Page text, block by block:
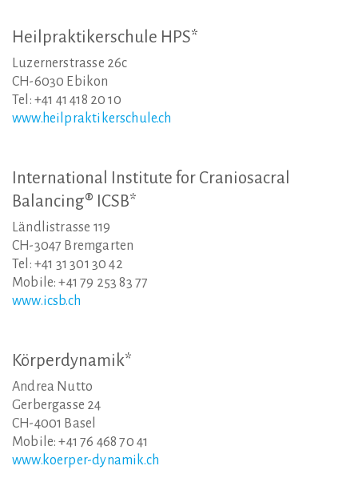
Heilpraktikerschule HPS*
Luzernerstrasse 26c
CH-6030 Ebikon
Tel: +41 41 418 20 10
www.heilpraktikerschule.ch
International Institute for Craniosacral
Balancing® ICSB*
Ländlistrasse 119
CH-3047 Bremgarten
Tel: +41 31 301 30 42
Mobile: +41 79 253 83 77
www.icsb.ch
Körperdynamik*
Andrea Nutto
Gerbergasse 24
CH-4001 Basel
Mobile: +41 76 468 70 41
www.koerper-dynamik.ch